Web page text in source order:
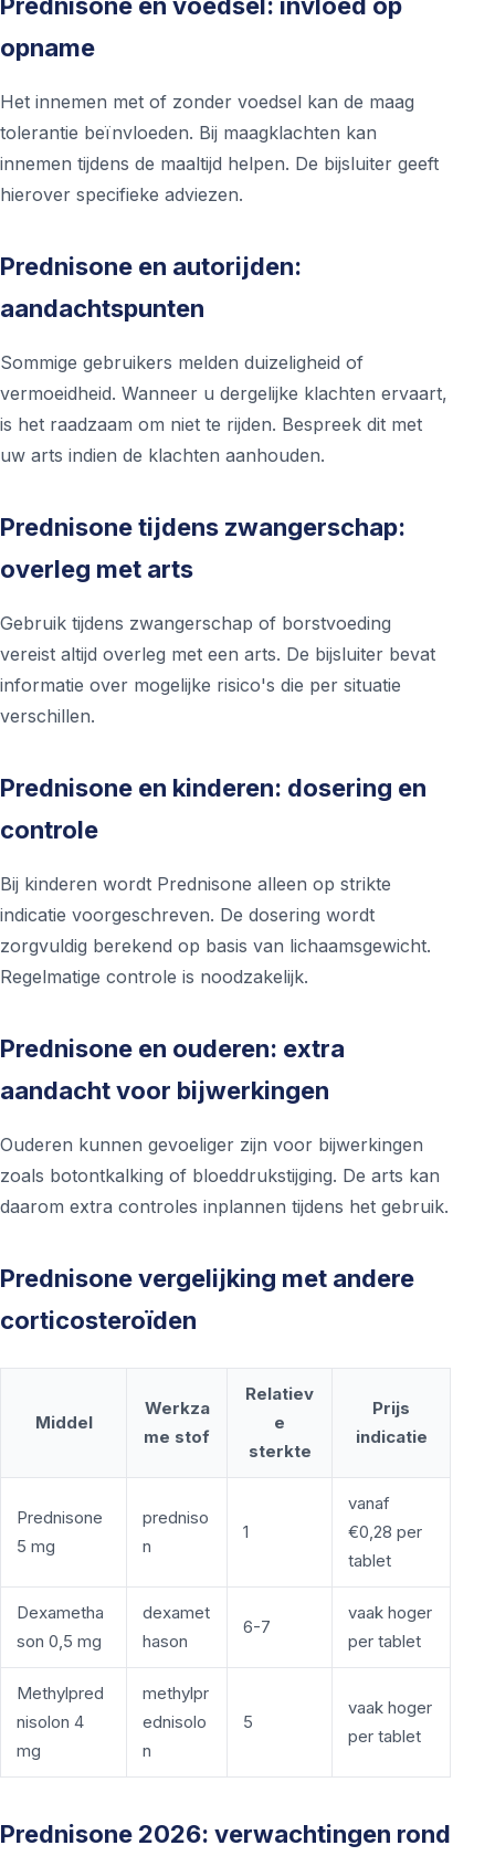
opname
Het innemen met of zonder voedsel kan de maag
tolerantie beïnvloeden. Bij maagklachten kan
innemen tijdens de maaltijd helpen. De bijsluiter geeft
hierover specifieke adviezen.
Prednisone en autorijden:
aandachtspunten
Sommige gebruikers melden duizeligheid of
vermoeidheid. Wanneer u dergelijke klachten ervaart,
is het raadzaam om niet te rijden. Bespreek dit met
uw arts indien de klachten aanhouden.
Prednisone tijdens zwangerschap:
overleg met arts
Gebruik tijdens zwangerschap of borstvoeding
vereist altijd overleg met een arts. De bijsluiter bevat
informatie over mogelijke risico's die per situatie
verschillen.
Prednisone en kinderen: dosering en
controle
Bij kinderen wordt Prednisone alleen op strikte
indicatie voorgeschreven. De dosering wordt
zorgvuldig berekend op basis van lichaamsgewicht.
Regelmatige controle is noodzakelijk.
Prednisone en ouderen: extra
aandacht voor bijwerkingen
Ouderen kunnen gevoeliger zijn voor bijwerkingen
zoals botontkalking of bloeddrukstijging. De arts kan
daarom extra controles inplannen tijdens het gebruik.
Prednisone vergelijking met andere
corticosteroïden
Middel
Werkza
me stof
Relatiev
e
sterkte
Prijs
indicatie
Prednisone
5 mg
predniso
n
1
vanaf
€0,28 per
tablet
Dexametha
son 0,5 mg
dexamet
hason
6-7
vaak hoger
per tablet
Methylpred
nisolon 4
mg
methylpr
ednisolo
n
5
vaak hoger
per tablet
Prednisone 2026: verwachtingen rond